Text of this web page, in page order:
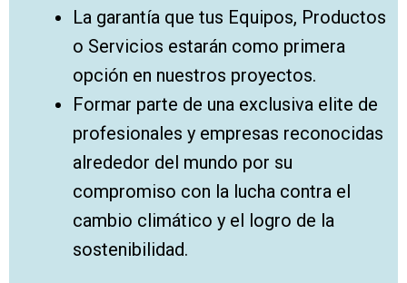
La garantía que tus Equipos, Productos
o Servicios estarán como primera
opción en nuestros proyectos.
Formar parte de una exclusiva elite de
profesionales y empresas reconocidas
alrededor del mundo por su
compromiso con la lucha contra el
cambio climático y el logro de la
sostenibilidad.